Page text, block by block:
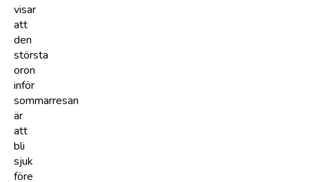
visar
att
den
största
oron
inför
sommarresan
är
att
bli
sjuk
före